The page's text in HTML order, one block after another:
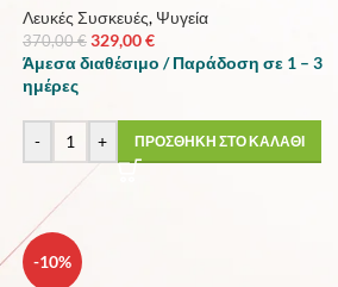
Λευκές Συσκευές, Ψυγεία
370,00€ 329,00€
Άμεσα διαθέσιμο / Παράδοση σε 1 – 3
ημέρες
- + ΠΡΟΣΘΗΚΗ ΣΤΟ ΚΑΛΑΘΙ
-10%